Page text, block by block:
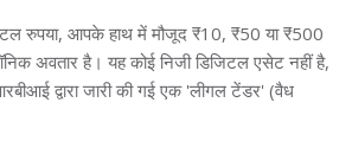
रुपया, आपके हाथ में मौजूद ₹10, ₹50 या ₹500
अवतार है। यह कोई निजी डिजिटल एसेट नहीं है,
द्वारा जारी की गई एक 'लीगल टेंडर' (वैध